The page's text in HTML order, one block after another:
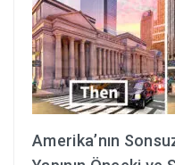
Amerika’nın